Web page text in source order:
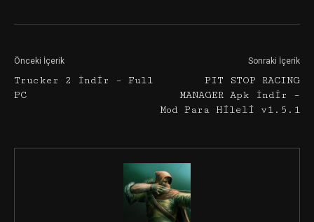
Önceki İçerik
Trucker 2 İndir – Full
PC
Sonraki İçerik
PIT STOP RACING
MANAGER Apk İndir –
Mod Para Hileli v1.5.1